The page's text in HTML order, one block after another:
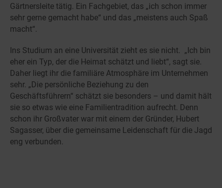
Gärtnersleite tätig. Ein Fachgebiet, das „ich schon immer
sehr gerne gemacht habe“ und das „meistens auch Spaß
macht“.
Ins Studium an eine Universität zieht es sie nicht. „Ich bin
eher ein Typ, der die Heimat schätzt und liebt“, sagt sie.
Daher liegt ihr die familiäre Atmosphäre im Unternehmen
sehr. „Die persönliche Beziehung zu den
Geschäftsführern“ schätzt sie besonders – und damit hält
sie so etwas wie eine Familientradition aufrecht. Denn
schon ihr Großvater war mit einem der Gründer, Hubert
Sagasser, über die gemeinsame Leidenschaft für die Jagd
eng verbunden.